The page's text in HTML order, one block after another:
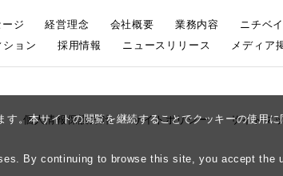
。本サイトの閲覧を継続することでクッキーの使用
By continuing to browse this site, you accept
ージ 経営理念 会社概要 業務内容 ニチベ
ョン
採用情報 ニュースリリース メディア
個人情報保護方針 サイトポリシー サイトマ